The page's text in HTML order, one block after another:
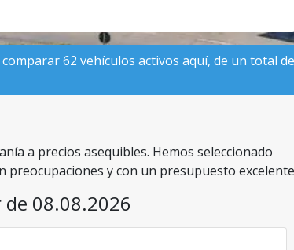
62 vehículos activos aquí, de un total
a precios asequibles. Hemos seleccionado
y con un presupuesto
08.08.2026